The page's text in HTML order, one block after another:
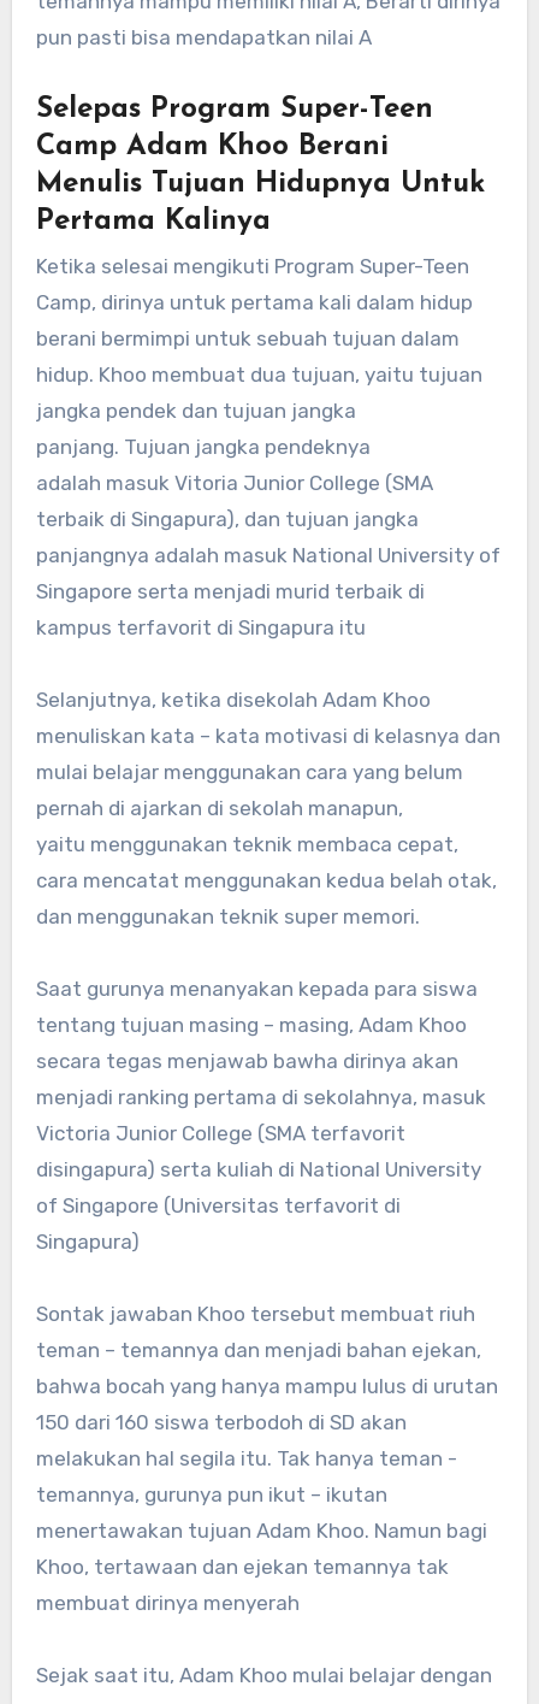
pun pasti bisa mendapatkan nilai A
Selepas Program Super-Teen
Camp Adam Khoo Berani
Menulis Tujuan Hidupnya Untuk
Pertama Kalinya
Ketika selesai mengikuti Program Super-Teen
Camp, dirinya untuk pertama kali dalam hidup
berani bermimpi untuk sebuah tujuan dalam
hidup. Khoo membuat dua tujuan, yaitu tujuan
jangka pendek dan tujuan jangka
panjang. Tujuan jangka pendeknya
adalah masuk Vitoria Junior College (SMA
terbaik di Singapura), dan tujuan jangka
panjangnya adalah masuk National University of
Singapore serta menjadi murid terbaik di
kampus terfavorit di Singapura itu
Selanjutnya, ketika disekolah Adam Khoo
menuliskan kata – kata motivasi di kelasnya dan
mulai belajar menggunakan cara yang belum
pernah di ajarkan di sekolah manapun,
yaitu menggunakan teknik membaca cepat,
cara mencatat menggunakan kedua belah otak,
dan menggunakan teknik super memori.
Saat gurunya menanyakan kepada para siswa
tentang tujuan masing – masing, Adam Khoo
secara tegas menjawab bawha dirinya akan
menjadi ranking pertama di sekolahnya, masuk
Victoria Junior College (SMA terfavorit
disingapura) serta kuliah di National University
of Singapore (Universitas terfavorit di
Singapura)
Sontak jawaban Khoo tersebut membuat riuh
teman – temannya dan menjadi bahan ejekan,
bahwa bocah yang hanya mampu lulus di urutan
150 dari 160 siswa terbodoh di SD akan
melakukan hal segila itu. Tak hanya teman -
temannya, gurunya pun ikut – ikutan
menertawakan tujuan Adam Khoo. Namun bagi
Khoo, tertawaan dan ejekan temannya tak
membuat dirinya menyerah
Sejak saat itu, Adam Khoo mulai belajar dengan